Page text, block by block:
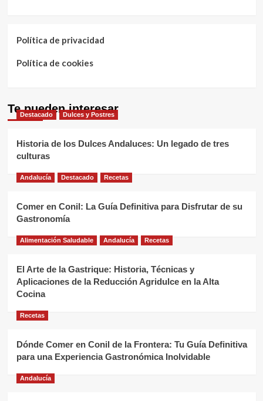
Política de privacidad
Política de cookies
Te pueden interesar
Destacado Dulces y Postres
Historia de los Dulces Andaluces: Un legado de tres
culturas
Andalucía Destacado Recetas
Comer en Conil: La Guía Definitiva para Disfrutar de su
Gastronomía
Alimentación Saludable Andalucía Recetas
El Arte de la Gastrique: Historia, Técnicas y
Aplicaciones de la Reducción Agridulce en la Alta
Cocina
Recetas
Dónde Comer en Conil de la Frontera: Tu Guía Definitiva
para una Experiencia Gastronómica Inolvidable
Andalucía